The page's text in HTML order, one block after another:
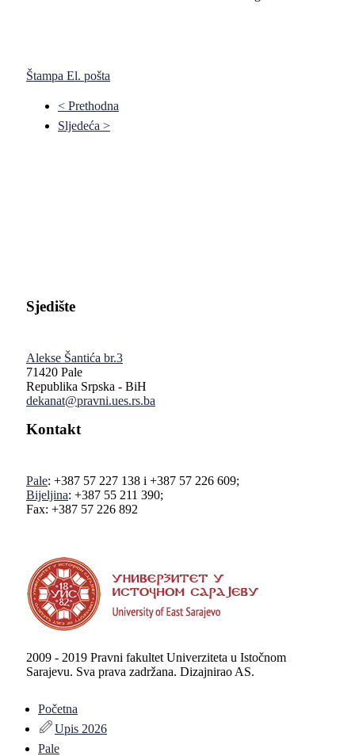
Štampa El. pošta
< Prethodna
Sljedeća >
Sjedište
Alekse Šantića br.3
71420 Pale
Republika Srpska - BiH
dekanat@pravni.ues.rs.ba
Kontakt
Pale: +387 57 227 138 i +387 57 226 609;
Bijeljina: +387 55 211 390;
Fax: +387 57 226 892
2009 - 2019 Pravni fakultet Univerziteta u Istočnom
Sarajevu. Sva prava zadržana. Dizajnirao AS.
Početna
Upis 2026
Pale